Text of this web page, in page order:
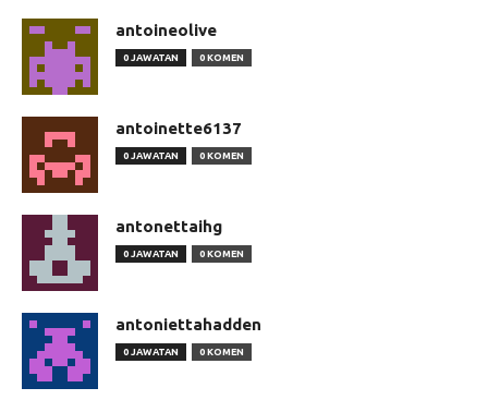
antoineolive
0 JAWATAN 0 KOMEN
antoinette6137
0 JAWATAN 0 KOMEN
antonettaihg
0 JAWATAN 0 KOMEN
antoniettahadden
0 JAWATAN 0 KOMEN